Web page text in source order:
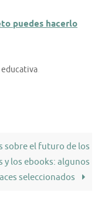
puedes hacerlo
sobre el futuro de los
y los ebooks: algunos
seleccionados